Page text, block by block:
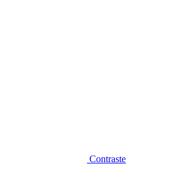
Contraste